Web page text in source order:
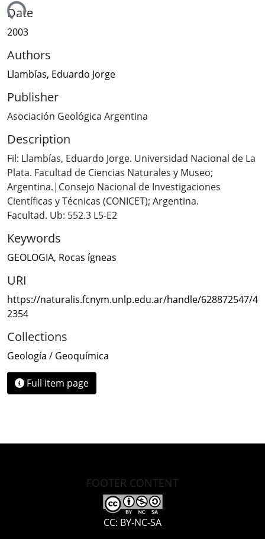
Date
2003
Authors
Llambías, Eduardo Jorge
Publisher
Asociación Geológica Argentina
Description
Fil: Llambías, Eduardo Jorge. Universidad Nacional de La
Plata. Facultad de Ciencias Naturales y Museo;
Argentina.|Consejo Nacional de Investigaciones
Científicas y Técnicas (CONICET); Argentina.
Facultad. Ub: 552.3 L5-E2
Keywords
GEOLOGIA, Rocas ígneas
URI
https://naturalis.fcnym.unlp.edu.ar/handle/628872547/4
2354
Collections
Geología / Geoquímica
Full item page
FOOTER CONTENT
CC: BY-NC-SA